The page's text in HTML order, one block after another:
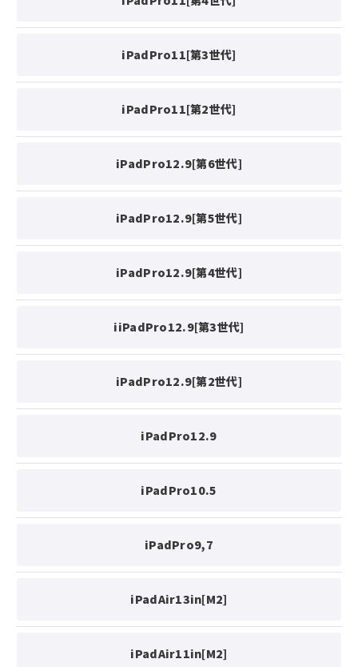
iPadPro11[第3世代]
iPadPro11[第2世代]
iPadPro12.9[第6世代]
iPadPro12.9[第5世代]
iPadPro12.9[第4世代]
iiPadPro12.9[第3世代]
iPadPro12.9[第2世代]
iPadPro12.9
iPadPro10.5
iPadPro9,7
iPadAir13in[M2]
iPadAir11in[M2]